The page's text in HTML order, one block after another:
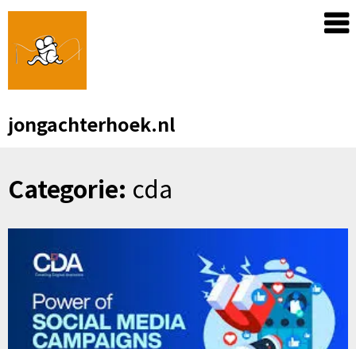
Skip
content
jongachterhoek.nl
Categorie: cda